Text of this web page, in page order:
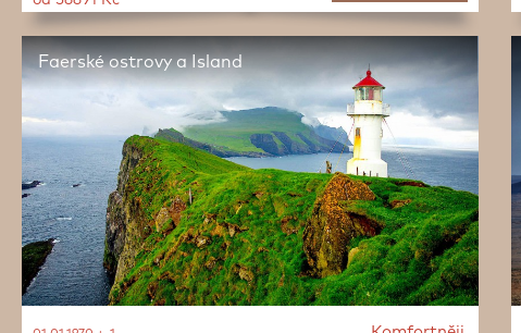
Faerské ostrovy a Island